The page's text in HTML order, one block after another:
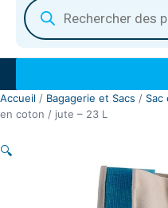
de
produits
Accueil / Bagagerie et Sacs / Sac
en coton / jute – 23 L
🔍